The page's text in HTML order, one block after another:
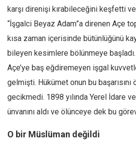
karşı direnişi kırabileceğini keşfetti
“İşgalci Beyaz Adam”a direnen Açe
kısa zaman içerisinde bütünlüğünü
bileyen kesimlere bölünmeye başladı.
Açe’ye baş eğdiremeyen işgal
gelmişti. Hükümet onun bu
gecikmedi. 1898 yılında Yerel İdare
ünvanını aldı ve ölünceye dek bu
O bir Müslüman değildi